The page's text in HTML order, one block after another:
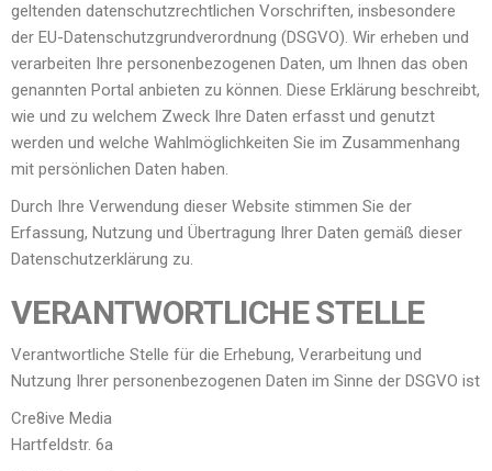
geltenden datenschutzrechtlichen Vorschriften, insbesondere
der EU-Datenschutzgrundverordnung (DSGVO). Wir erheben und
verarbeiten Ihre personenbezogenen Daten, um Ihnen das oben
genannten Portal anbieten zu können. Diese Erklärung beschreibt,
wie und zu welchem Zweck Ihre Daten erfasst und genutzt
werden und welche Wahlmöglichkeiten Sie im Zusammenhang
mit persönlichen Daten haben.
Durch Ihre Verwendung dieser Website stimmen Sie der
Erfassung, Nutzung und Übertragung Ihrer Daten gemäß dieser
Datenschutzerklärung zu.
VERANTWORTLICHE STELLE
Verantwortliche Stelle für die Erhebung, Verarbeitung und
Nutzung Ihrer personenbezogenen Daten im Sinne der DSGVO ist
Cre8ive Media
Hartfeldstr. 6a